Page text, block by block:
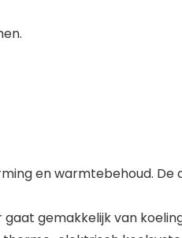
en warmtebehoud. De
gemakkelijk van